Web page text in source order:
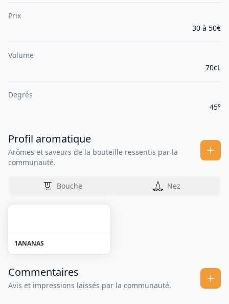
Prix
30 à 50€
Volume
70cL
Degrés
45°
Profil aromatique
Arômes et saveurs de la bouteille ressentis par la
communauté.
Bouche Nez
1ANANAS
Commentaires
Avis et impressions laissés par la communauté.